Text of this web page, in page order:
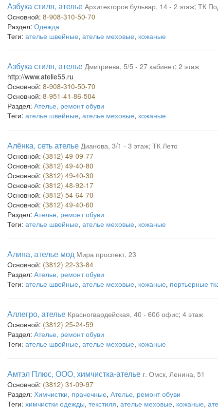
Азбука стиля, ателье Архитекторов бульвар, 14 - 2 этаж; ТК
Основной: 8-908-310-50-70
Раздел: Одежда
Теги: ателье швейные, ателье меховые, кожаные
Азбука стиля, ателье Дмитриева, 5/5 - 27 кабинет; 2 этаж
http://www.atelie55.ru
Основной: 8-908-310-50-70
Основной: 8-951-41-86-504
Раздел: Ателье, ремонт обуви
Теги: ателье швейные, ателье меховые, кожаные
Алёнка, сеть ателье Дианова, 3/1 - 3 этаж; ТК Лето
Основной: (3812) 49-09-77
Основной: (3812) 49-40-80
Основной: (3812) 49-40-30
Основной: (3812) 48-92-17
Основной: (3812) 54-64-70
Основной: (3812) 49-40-60
Раздел: Ателье, ремонт обуви
Теги: ателье швейные, ателье меховые, кожаные
Алина, ателье мод Мира проспект, 23
Основной: (3812) 22-33-84
Раздел: Ателье, ремонт обуви
Теги: ателье швейные, ателье меховые, кожаные, портьерные
Аллегро, ателье Красногвардейская, 40 - 60б офис; 4 этаж
Основной: (3812) 25-24-59
Раздел: Ателье, ремонт обуви
Теги: ателье швейные, ателье меховые, кожаные
Амтэл Плюс, ООО, химчистка-ателье г. Омск, Ленина, 51
Основной: (3812) 31-09-97
Раздел: Химчистки, прачечные, Ателье, ремонт обуви
Теги: химчистки одежды, текстиля, ателье меховые, кожаные,